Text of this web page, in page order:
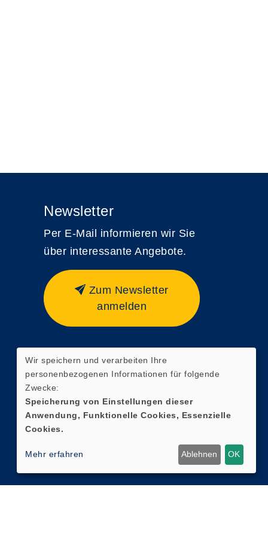
Newsletter
Per E-Mail informieren wir Sie
über interessante Angebote.
Zum Newsletter
anmelden
Widerrufsformular
Wir speichern und verarbeiten Ihre
personenbezogenen Informationen für folgende
Zwecke:
Speicherung von Einstellungen dieser
Anwendung, Funktionelle Cookies, Essenzielle
Cookies.
Mehr erfahren Ablehnen OK